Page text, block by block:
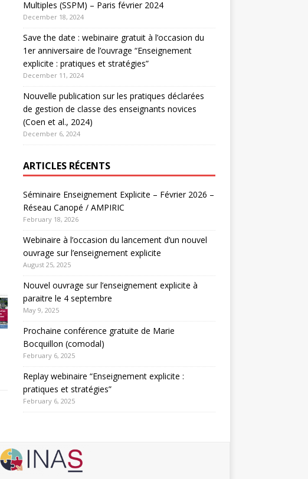
Multiples (SSPM) – Paris février 2024
December 18, 2024
Save the date : webinaire gratuit à l’occasion du
1er anniversaire de l’ouvrage “Enseignement
explicite : pratiques et stratégies”
December 11, 2024
Nouvelle publication sur les pratiques déclarées
de gestion de classe des enseignants novices
(Coen et al., 2024)
December 6, 2024
ARTICLES RÉCENTS
Séminaire Enseignement Explicite – Février 2026 –
Réseau Canopé / AMPIRIC
February 18, 2026
Webinaire à l’occasion du lancement d’un nouvel
ouvrage sur l’enseignement explicite
August 25, 2025
Nouvel ouvrage sur l’enseignement explicite à
paraitre le 4 septembre
May 9, 2025
Prochaine conférence gratuite de Marie
Bocquillon (comodal)
February 6, 2025
Replay webinaire “Enseignement explicite :
pratiques et stratégies”
February 6, 2025